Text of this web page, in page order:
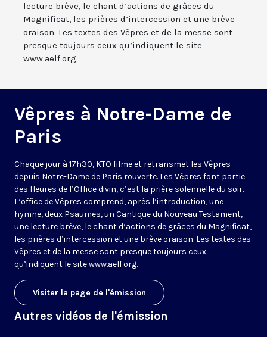
lecture brève, le chant d’actions de grâces du
Magnificat, les prières d’intercession et une brève
oraison. Les textes des Vêpres et de la messe sont
presque toujours ceux qu’indiquent le site
www.aelf.org.
Vêpres à Notre-Dame de
Paris
Chaque jour à 17h30, KTO filme et retransmet les Vêpres
depuis Notre-Dame de Paris rouverte. Les Vêpres font partie
des Heures de l’Office divin, c’est la prière solennelle du soir.
L’office de Vêpres comprend, après l’introduction, une
hymne, deux Psaumes, un Cantique du Nouveau Testament,
une lecture brève, le chant d’actions de grâces du Magnificat,
les prières d’intercession et une brève oraison. Les textes des
Vêpres et de la messe sont presque toujours ceux
qu’indiquent le sitewww.aelf.org.
Visiter la page de l'émission
Autres vidéos de l'émission